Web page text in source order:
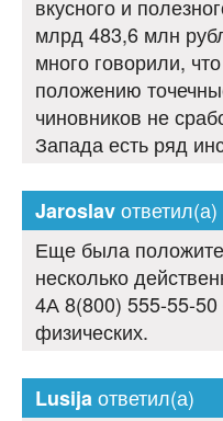
вкусного и
млрд 483,6 млн
много говорили,
положению
чиновников не
Запада есть ряд
Jaroslavответил(а)
Еще была
несколько
4А 8(800) 555-55-
физических.
Lusijaответил(а)